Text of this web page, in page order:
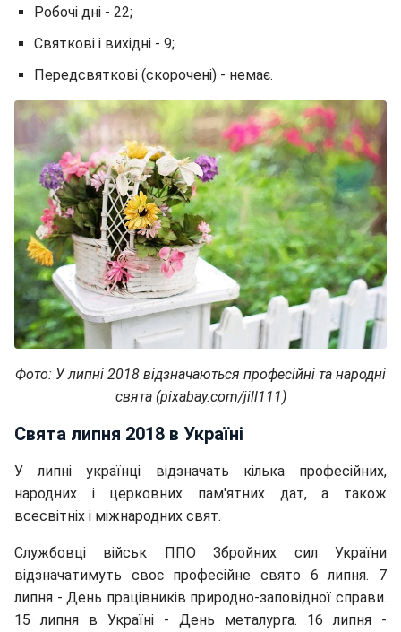
Робочі дні - 22;
Святкові і вихідні - 9;
Передсвяткові (скорочені) - немає.
Фото: У липні 2018 відзначаються професійні та народні
свята (pixabay.com/jill111)
Свята липня 2018 в Україні
У липні українці відзначать кілька професійних,
народних і церковних пам'ятних дат, а також
всесвітніх і міжнародних свят.
Службовці військ ППО Збройних сил України
відзначатимуть своє професійне свято 6 липня. 7
липня - День працівників природно-заповідної справи.
15 липня в Україні - День металурга. 16 липня -